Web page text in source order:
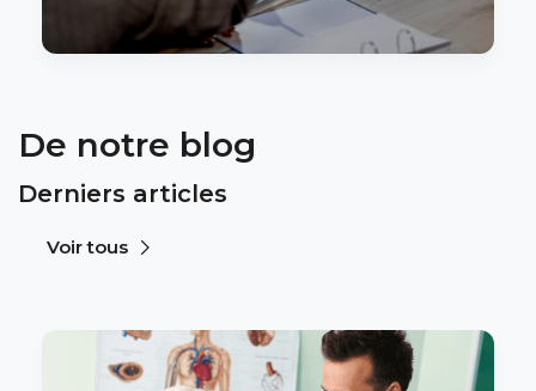
De notre blog
Derniers articles
Voir tous